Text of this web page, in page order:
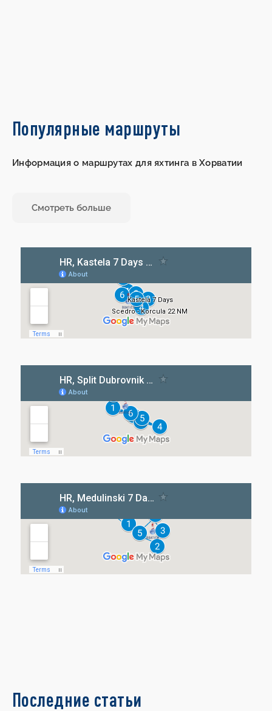
Популярные маршруты
Информация о маршрутах для яхтинга в Хорватии
Смотреть больше
Последние статьи